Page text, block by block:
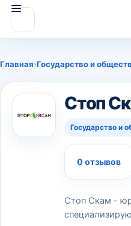
Главная›Государство и
Стоп
Государство и
0 отзывов
Стоп Скам -